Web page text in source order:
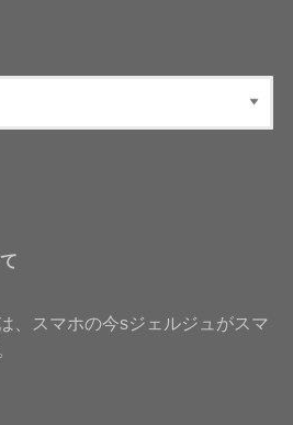
、スマホの今sジェルジュがスマ